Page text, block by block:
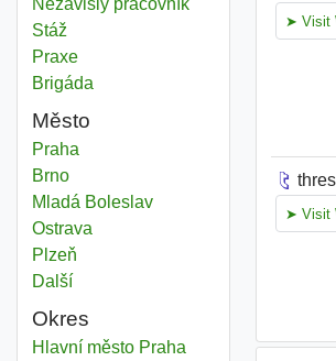
Nezávislý pracovník
Stáž
Praxe
Brigáda
Město
It consultant
Praha
It consultant
Brno
It consultant
Mladá Boleslav
It consultant
Ostrava
It consultant
Plzeň
Dalšíměsta
Okres
It consultant
Hlavní město Praha